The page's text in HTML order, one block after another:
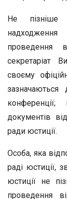
Не пізніше
проведення
секретаріат
своєму
зазначаються
документів
ради юстиції.
Особа, яка
раді юстиції,
юстиції не
проведення